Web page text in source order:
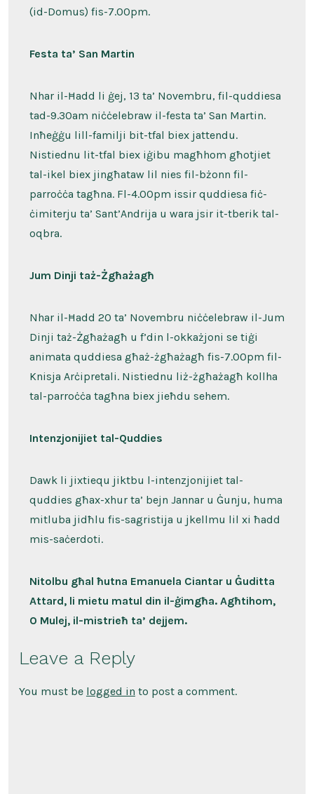
(id-Domus) fis-7.00pm.
Festa ta’ San Martin
Nhar il-Ħadd li ġej, 13 ta’ Novembru, fil-quddiesa
tad-9.30am niċċelebraw il-festa ta’ San Martin.
Inħeġġu lill-familji bit-tfal biex jattendu.
Nistiednu lit-tfal biex iġibu magħhom għotjiet
tal-ikel biex jingħataw lil nies fil-bżonn fil-
parroċċa tagħna. Fl-4.00pm issir quddiesa fiċ-
ċimiterju ta’ Sant’Andrija u wara jsir it-tberik tal-
oqbra.
Jum Dinji taż-Żgħażagħ
Nhar il-Ħadd 20 ta’ Novembru niċċelebraw il-Jum
Dinji taż-Żgħażagħ u f’din l-okkażjoni se tiġi
animata quddiesa għaż-żgħażagħ fis-7.00pm fil-
Knisja Arċipretali. Nistiednu liż-żgħażagħ kollha
tal-parroċċa tagħna biex jieħdu sehem.
Intenzjonijiet tal-Quddies
Dawk li jixtiequ jiktbu l-intenzjonijiet tal-
quddies għax-xhur ta’ bejn Jannar u Ġunju, huma
mitluba jidħlu fis-sagristija u jkellmu lil xi ħadd
mis-saċerdoti.
Nitolbu għal ħutna Emanuela Ciantar u Ġuditta
Attard, li mietu matul din il-ġimgħa. Agħtihom,
O Mulej, il-mistrieħ ta’ dejjem.
Leave a Reply
You must be logged in to post a comment.